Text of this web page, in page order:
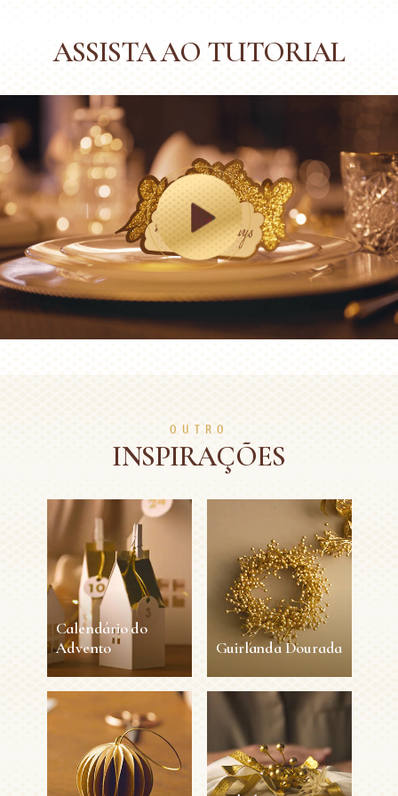
ASSISTA AO TUTORIAL
OUTRO
INSPIRAÇÕES
Calendário do
Advento
Calendário do
Advento
25 min Médio
Guirlanda Dourada
Guirlanda
Dourada
15 min Fácil